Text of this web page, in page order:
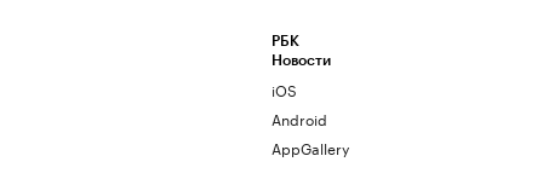
РБК
Новости
iOS
Android
AppGallery